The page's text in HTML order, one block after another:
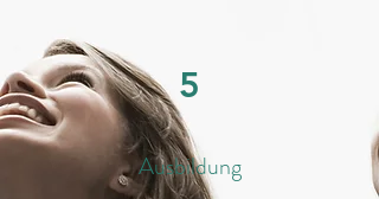
5
Ausbildung